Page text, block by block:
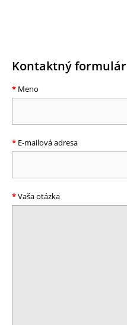
Kontaktný formulár
Meno
E-mailová adresa
Vaša otázka